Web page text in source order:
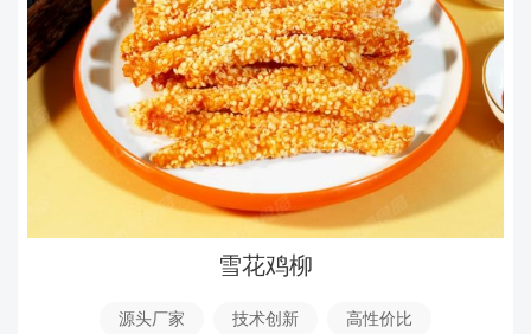
雪花鸡柳
源头厂家 技术创新 高性价比